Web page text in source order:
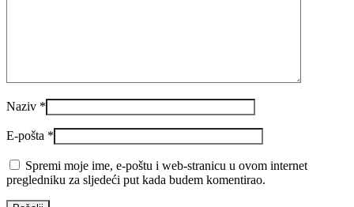
Naziv *
E-pošta *
Spremi moje ime, e-poštu i web-stranicu u ovom internet
pregledniku za sljedeći put kada budem komentirao.